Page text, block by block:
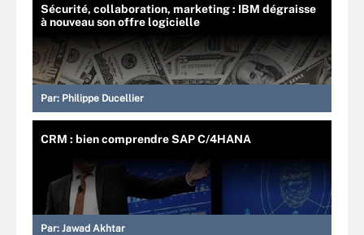
Sécurité, collaboration, marketing : IBM dégraisse
à nouveau son offre logicielle
Par: Philippe Ducellier
CRM : bien comprendre SAP C/4HANA
Par: Jawad Akhtar